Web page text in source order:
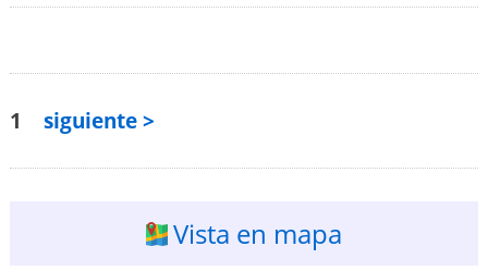
1 siguiente >
Vista en mapa